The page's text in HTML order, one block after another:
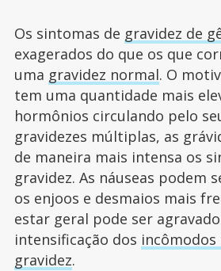
Os sintomas de gravidez de
exagerados do que os que
uma gravidez normal. O
tem uma quantidade mais
hormônios circulando pelo
gravidezes múltiplas, as
de maneira mais intensa os
gravidez. As náuseas podem
os enjoos e desmaios mais
estar geral pode ser
intensificação dos
gravidez.